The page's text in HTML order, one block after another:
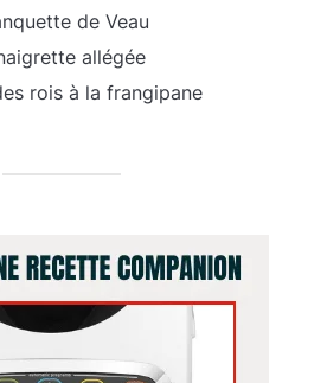
de Veau
allégée
rois à la frangipane